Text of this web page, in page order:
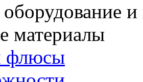
материалы
флюсы